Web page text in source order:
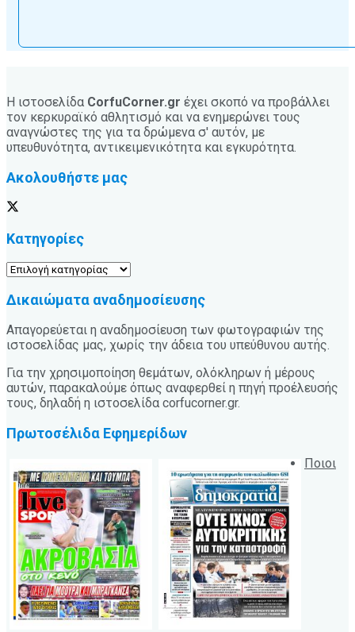
Η ιστοσελίδα CorfuCorner.gr έχει σκοπό να προβάλλει
τον κερκυραϊκό αθλητισμό και να ενημερώνει τους
αναγνώστες της για τα δρώμενα σ' αυτόν, με
υπευθυνότητα, αντικειμενικότητα και εγκυρότητα.
Ακολουθήστε μας
Κατηγορίες
Κατηγορίες
Δικαιώματα αναδημοσίευσης
Απαγορεύεται η αναδημοσίευση των φωτογραφιών της
ιστοσελίδας μας, χωρίς την άδεια του υπεύθυνου αυτής.
Για την χρησιμοποίηση θεμάτων, ολόκληρων ή μέρους
αυτών, παρακαλούμε όπως αναφερθεί η πηγή προέλευσής
τους, δηλαδή η ιστοσελίδα corfucorner.gr.
Πρωτοσέλιδα Εφημερίδων
Ποιοι